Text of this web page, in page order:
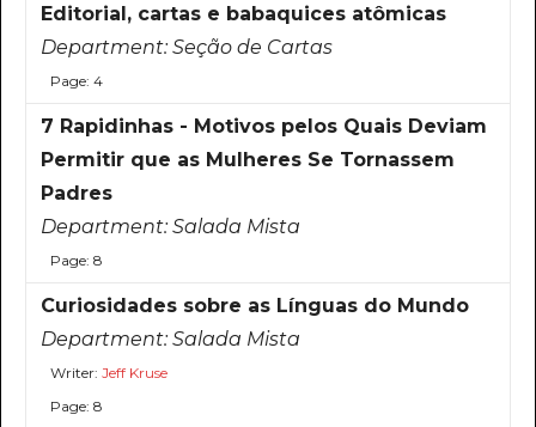
Editorial, cartas e babaquices atômicas
Department:Seção de Cartas
Page: 4
7 Rapidinhas - Motivos pelos Quais Deviam
Permitir que as Mulheres Se Tornassem
Padres
Department:Salada Mista
Page: 8
Curiosidades sobre as Línguas do Mundo
Department:Salada Mista
Writer: Jeff Kruse
Page: 8